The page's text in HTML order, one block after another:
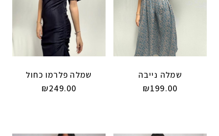
שמלה נייבה
₪199.00
שמלה פלרמו כחול
₪249.00